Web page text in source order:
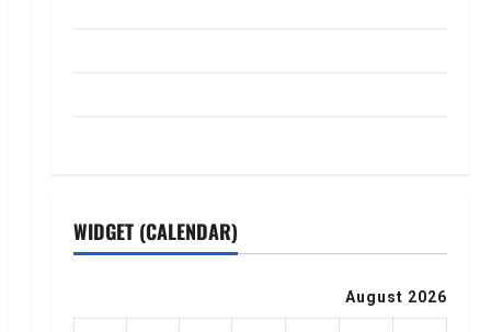
WIDGET (CALENDAR)
August 2026